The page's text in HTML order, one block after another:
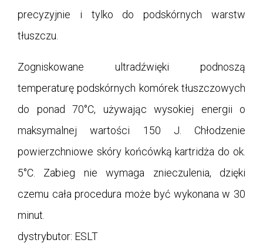
precyzyjnie i tylko do podskórnych warstw
tłuszczu.
Zogniskowane ultradźwięki podnoszą
temperaturę podskórnych komórek tłuszczowych
do ponad 70°C, używając wysokiej energii o
maksymalnej wartości 150 J. Chłodzenie
powierzchniowe skóry końcówką kartridża do ok.
5°C. Zabieg nie wymaga znieczulenia, dzięki
czemu cała procedura może być wykonana w 30
minut.
dystrybutor: ESLT